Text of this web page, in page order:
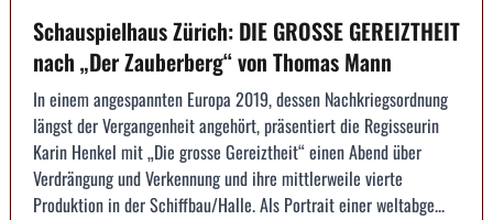
Schauspielhaus Zürich: DIE GROSSE GEREIZTHEIT
nach „Der Zauberberg“ von Thomas Mann
In einem angespannten Europa 2019, dessen Nachkriegsordnung
längst der Vergangenheit angehört, präsentiert die Regisseurin
Karin Henkel mit „Die grosse Gereiztheit“ einen Abend über
Verdrängung und Verkennung und ihre mittlerweile vierte
Produktion in der Schiffbau/Halle. Als Portrait einer weltabge...